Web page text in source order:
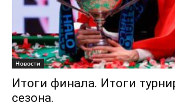
Новости
Итоги финала. Итоги
сезона.